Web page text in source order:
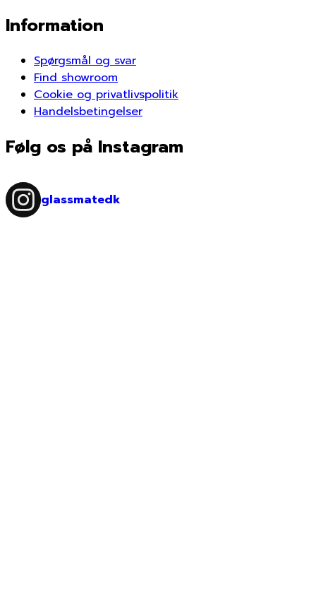
Information
Spørgsmål og svar
Find showroom
Cookie og privatlivspolitik
Handelsbetingelser
Følg os på Instagram
glassmatedk